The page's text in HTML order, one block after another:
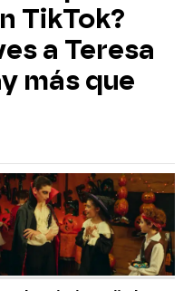
TikTok?
a Teresa
más que